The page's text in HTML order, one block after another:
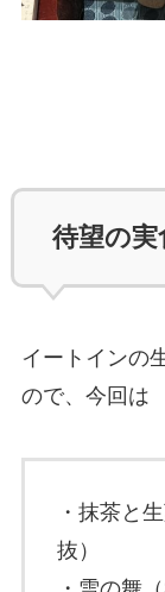
待望の
イートインの
ので、今回は
・抹茶と
抜）